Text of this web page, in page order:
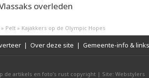
overleden
» Pelt » Kajakkers op de Olympic Hopes
| Over deze site | Gemeente-info & links
de artikels en foto’s rust copyright | Site: Webstylers